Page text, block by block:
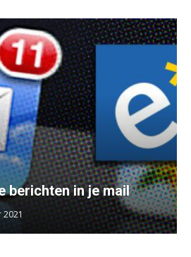
berichten in je mail